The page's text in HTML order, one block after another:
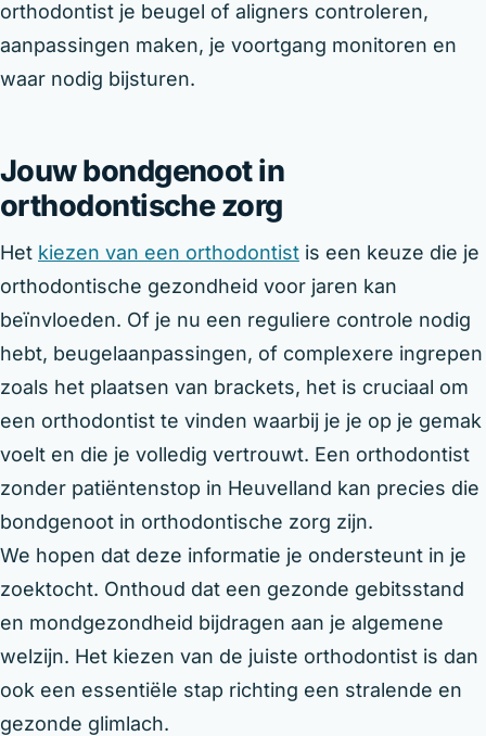
orthodontist je beugel of aligners controleren,
aanpassingen maken, je voortgang monitoren en
waar nodig bijsturen.
Jouw bondgenoot in
orthodontische zorg
Het kiezen van een orthodontist is een keuze die je
orthodontische gezondheid voor jaren kan
beïnvloeden. Of je nu een reguliere controle nodig
hebt, beugelaanpassingen, of complexere ingrepen
zoals het plaatsen van brackets, het is cruciaal om
een orthodontist te vinden waarbij je je op je gemak
voelt en die je volledig vertrouwt. Een orthodontist
zonder patiëntenstop in Heuvelland kan precies die
bondgenoot in orthodontische zorg zijn.
We hopen dat deze informatie je ondersteunt in je
zoektocht. Onthoud dat een gezonde gebitsstand
en mondgezondheid bijdragen aan je algemene
welzijn. Het kiezen van de juiste orthodontist is dan
ook een essentiële stap richting een stralende en
gezonde glimlach.